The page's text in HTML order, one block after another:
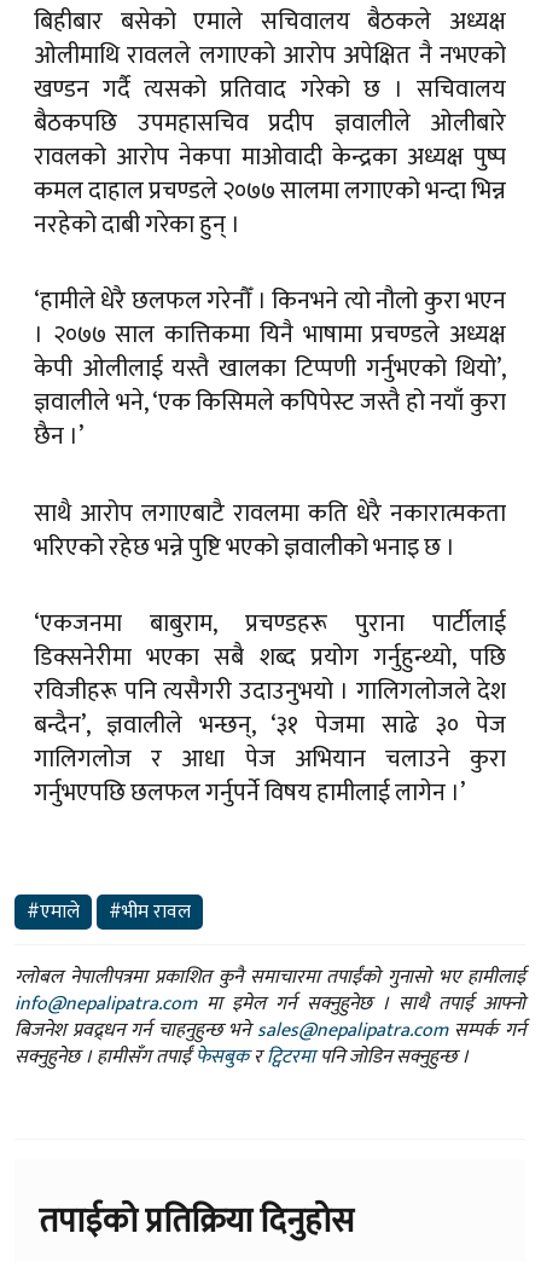
बिहीबार बसेको एमाले सचिवालय बैठकले अध्यक्ष
ओलीमाथि रावलले लगाएको आरोप अपेक्षित नै नभएको
खण्डन गर्दै त्यसको प्रतिवाद गरेको छ । सचिवालय
बैठकपछि उपमहासचिव प्रदीप ज्ञवालीले ओलीबारे
रावलको आरोप नेकपा माओवादी केन्द्रका अध्यक्ष पुष्प
कमल दाहाल प्रचण्डले २०७७ सालमा लगाएको भन्दा भिन्न
नरहेको दाबी गरेका हुन् ।
‘हामीले धेरै छलफल गरेनौँ । किनभने त्यो नौलो कुरा भएन
। २०७७ साल कात्तिकमा यिनै भाषामा प्रचण्डले अध्यक्ष
केपी ओलीलाई यस्तै खालका टिप्पणी गर्नुभएको थियो’,
ज्ञवालीले भने, ‘एक किसिमले कपिपेस्ट जस्तै हो नयाँ कुरा
छैन ।’
साथै आरोप लगाएबाटै रावलमा कति धेरै नकारात्मकता
भरिएको रहेछ भन्ने पुष्टि भएको ज्ञवालीको भनाइ छ ।
‘एकजनमा बाबुराम, प्रचण्डहरू पुराना पार्टीलाई
डिक्सनेरीमा भएका सबै शब्द प्रयोग गर्नुहुन्थ्यो, पछि
रविजीहरू पनि त्यसैगरी उदाउनुभयो । गालिगलोजले देश
बन्दैन’, ज्ञवालीले भन्छन्, ‘३१ पेजमा साढे ३० पेज
गालिगलोज र आधा पेज अभियान चलाउने कुरा
गर्नुभएपछि छलफल गर्नुपर्ने विषय हामीलाई लागेन ।’
#एमाले
#भीम रावल
ग्लोबल नेपालीपत्रमा प्रकाशित कुनै समाचारमा तपाईंको गुनासो भए हामीलाई
info@nepalipatra.comमा इमेल गर्न सक्नुहुनेछ । साथै तपाई आफ्नो
बिजनेश प्रवद्र्धन गर्न चाहनुहुन्छ भनेsales@nepalipatra.comसम्पर्क गर्न
सक्नुहुनेछ । हामीसँग तपाईंफेसबुकरट्विटरमापनि जोडिन सक्नुहुन्छ ।
तपाईको प्रतिक्रिया दिनुहोस